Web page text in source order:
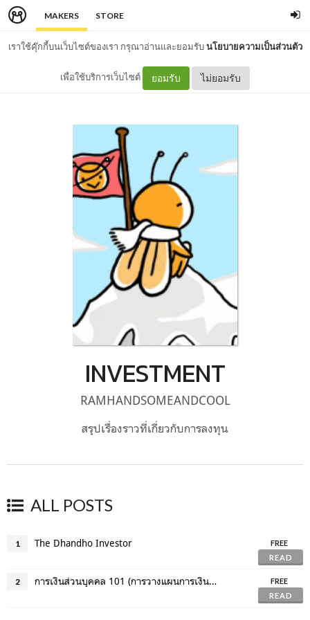
MAKERS STORE
เราใช้คุ๊กกี้บนเว็บไซต์ของเรา กรุณาอ่านและยอมรับนโยบายความเป็นส่วนตัว
เพื่อใช้บริการเว็บไซต์ ยอมรับ ไม่ยอมรับ
INVESTMENT
RAMHANDSOMEANDCOOL
สรุปเรื่องราวที่เกี่ยวกับการลงทุน
ALL POSTS
1 The Dhandho Investor
FREE
READ
2 การเงินส่วนบุคคล 101 (การวางแผนการเงินและลงทุน)
FREE
READ